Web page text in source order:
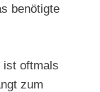
benötigte
ist oftmals
zum